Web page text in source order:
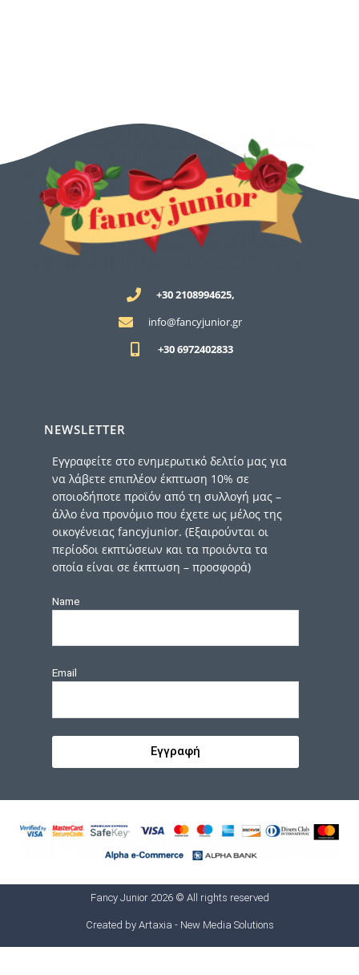
+30 2108994625,
info@fancyjunior.gr
+30 6972402833
NEWSLETTER
Εγγραφείτε στο ενημερωτικό δελτίο μας για
να λάβετε επιπλέον έκπτωση 10% σε
οποιοδήποτε προϊόν από τη συλλογή μας –
άλλο ένα προνόμιο που έχετε ως μέλος της
οικογένειας fancyjunior. (Εξαιρούνται οι
περίοδοι εκπτώσεων και τα προιόντα τα
οποία είναι σε έκπτωση – προσφορά)
Name
Email
Εγγραφή
Fancy Junior 2026 © All rights reserved
Created by Artaxia - New Media Solutions